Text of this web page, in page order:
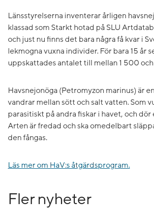
Länsstyrelserna inventerar årligen
klassad som Starkt hotad på SLU
och just nu finns det bara några få kvar i
lekmogna vuxna individer. För bara 15 år
uppskattades antalet till mellan 1 500
Havsnejonöga (Petromyzon marinus) är
vandrar mellan sött och salt vatten. Som
parasitiskt på andra fiskar i havet, och
Arten är fredad och ska omedelbart
den fångas.
Läs mer om HaV:s åtgärdsprogram.
Fler nyheter